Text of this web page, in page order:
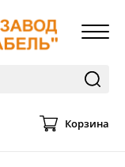
Корзина